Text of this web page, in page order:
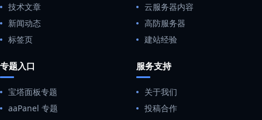
技术文章
新闻动态
标签页
云服务器内容
高防服务器
建站经验
专题入口
宝塔面板专题
aaPanel 专题
服务支持
关于我们
投稿合作